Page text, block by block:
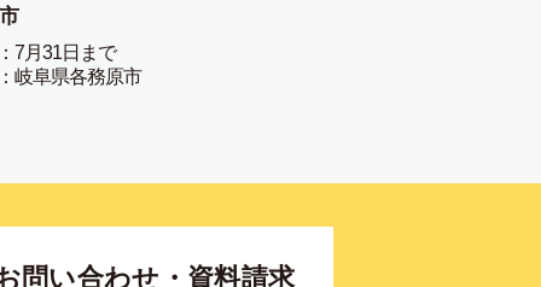
7月31日まで
岐阜県各務原市
問い合わせ・資料請求